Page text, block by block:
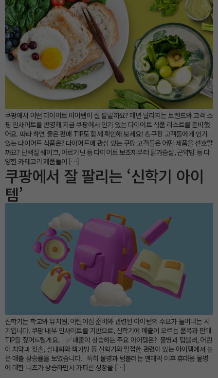
쿠팡에서 어떤 다이어트 아이템이 잘 팔릴까요? 매년 달라지는 트렌드와 고객 쇼
핑 인사이트를 반영해 지금 쿠팡에서 인기 있는 다이어트 식품 리스트를 준비했
어요. 따라 하면 좋은 판매 TIP도 함께 확인해 보세요! 💪쿠팡 고객들에게 인기
있는 다이어트 식품은? 다이어트에 관심 있는 쿠팡 고객들은 어떤 제품을 선호할
까요? 단백질 쉐이크, 아르기닌 등 다이어트 보조제부터 닭가슴살, 곤약밥 등 다
양한 카테고리 제품들이 […]
쿠팡에서 잘 팔리는 ‘신학기 아이
템’
신학기는 학교와 유치원, 어린이집 준비와 관련된 아이템의 수요가 늘어나는 시
기입니다. 쿠팡 내부 인사이트를 기반으로, 신학기에 매출이 오르는 품목과 판매
TIP을 짚어드릴게요. ✅ 매출이 상승하는 주요 아이템은? 물병과 텀블러, 어린
이 치약과 칫솔, 실내화와 책가방 등 신학기와 밀접한 관련이 있는 아이템에서 높
은 매출 상승률을 보였습니다. 특히 물병과 텀블러는 엔데믹 이후 휴대용 물병
에 대한 니즈가 상승하면서 가파른 성장을 […]